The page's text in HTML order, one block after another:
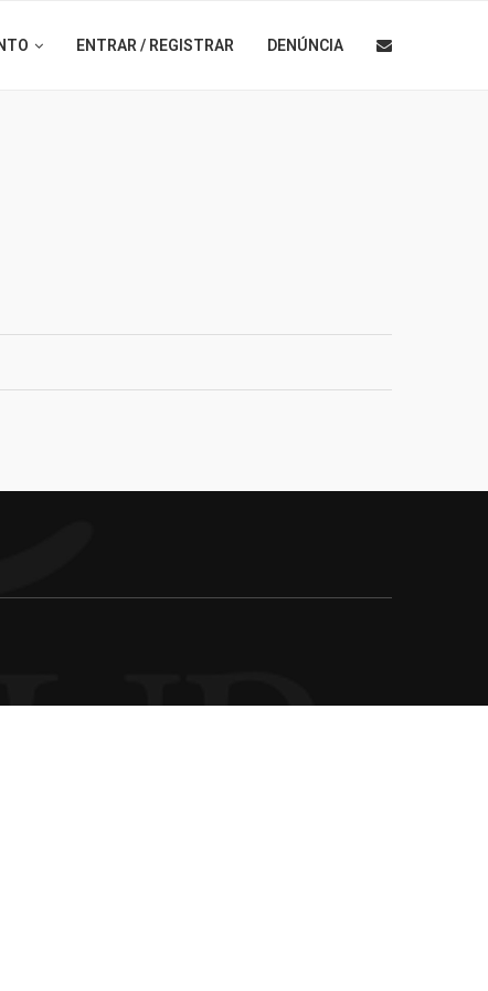
ENTRAR / REGISTRAR DENÚNCIA